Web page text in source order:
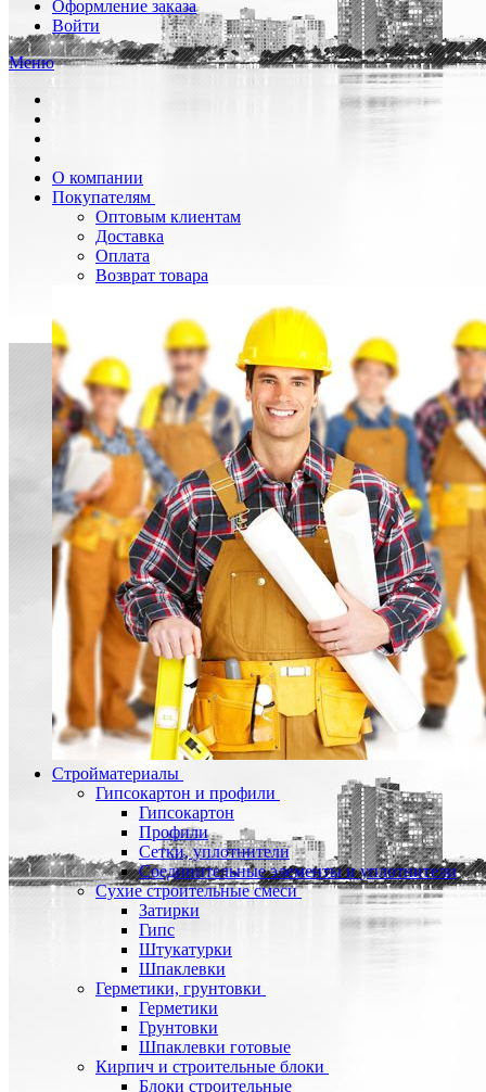
Оформление заказа
Войти
Меню
О компании
Покупателям
Оптовым клиентам
Доставка
Оплата
Возврат товара
Стройматериалы
Гипсокартон и профили
Гипсокартон
Профили
Сетки, уплотнители
Соединительные элементы и уплотнители
Сухие строительные смеси
Затирки
Гипс
Штукатурки
Шпаклевки
Герметики, грунтовки
Герметики
Грунтовки
Шпаклевки готовые
Кирпич и строительные блоки
Блоки строительные